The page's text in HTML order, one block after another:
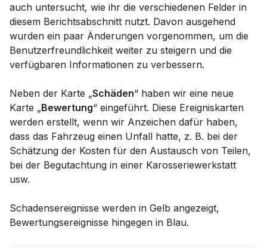
auch untersucht, wie ihr die verschiedenen Felder in
diesem Berichtsabschnitt nutzt. Davon ausgehend
wurden ein paar Änderungen vorgenommen, um die
Benutzerfreundlichkeit weiter zu steigern und die
verfügbaren Informationen zu verbessern.
Neben der Karte „Schäden“ haben wir eine neue
Karte „Bewertung“ eingeführt. Diese Ereigniskarten
werden erstellt, wenn wir Anzeichen dafür haben,
dass das Fahrzeug einen Unfall hatte, z. B. bei der
Schätzung der Kosten für den Austausch von Teilen,
bei der Begutachtung in einer Karosseriewerkstatt
usw.
Schadensereignisse werden in Gelb angezeigt,
Bewertungsereignisse hingegen in Blau.